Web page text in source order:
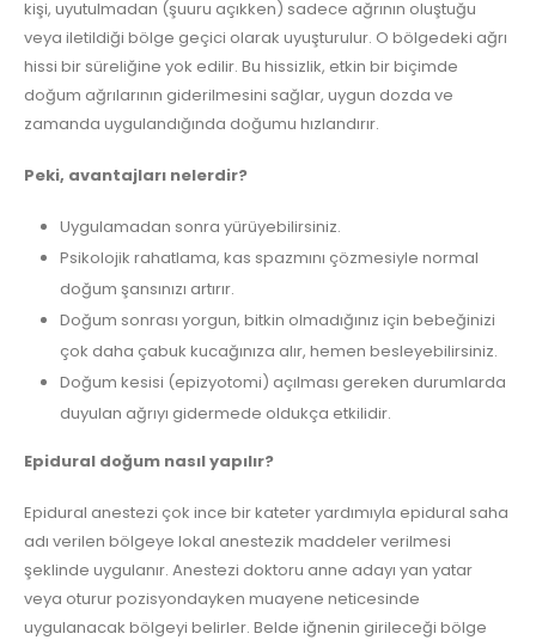
kişi, uyutulmadan (şuuru açıkken) sadece ağrının oluştuğu
veya iletildiği bölge geçici olarak uyuşturulur. O bölgedeki ağrı
hissi bir süreliğine yok edilir. Bu hissizlik, etkin bir biçimde
doğum ağrılarının giderilmesini sağlar, uygun dozda ve
zamanda uygulandığında doğumu hızlandırır.
Peki, avantajları nelerdir?
Uygulamadan sonra yürüyebilirsiniz.
Psikolojik rahatlama, kas spazmını çözmesiyle normal
doğum şansınızı artırır.
Doğum sonrası yorgun, bitkin olmadığınız için bebeğinizi
çok daha çabuk kucağınıza alır, hemen besleyebilirsiniz.
Doğum kesisi (epizyotomi) açılması gereken durumlarda
duyulan ağrıyı gidermede oldukça etkilidir.
Epidural doğum nasıl yapılır?
Epidural anestezi çok ince bir kateter yardımıyla epidural saha
adı verilen bölgeye lokal anestezik maddeler verilmesi
şeklinde uygulanır. Anestezi doktoru anne adayı yan yatar
veya oturur pozisyondayken muayene neticesinde
uygulanacak bölgeyi belirler. Belde iğnenin girileceği bölge